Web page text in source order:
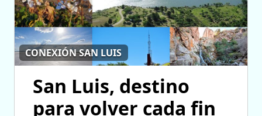
CONEXIÓN SAN LUIS
San Luis, destino
para volver cada fin